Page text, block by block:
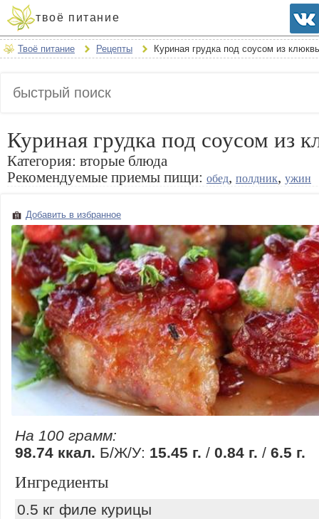
твоё питание
Твоё питание Рецепты Куриная грудка под соусом из
Куриная грудка под соусом из
Категория: вторые блюда
Рекомендуемые приемы пищи: обед, полдник, ужин
Добавить в избранное
На 100 грамм:
98.74 ккал. Б/Ж/У: 15.45 г. / 0.84 г. / 6.5 г.
Ингредиенты
0.5 кг филе курицы